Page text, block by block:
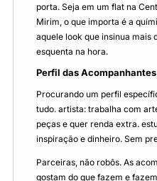
porta. Seja em um flat na
Mirim, o que importa é a
aquele look que insinua mais
esquenta na hora.
Perfil das
Procurando um perfil
tudo. artista: trabalha com
peças e quer renda extra.
inspiração e dinheiro. Sem
Parceiras, não robôs. As
gostam do que fazem e